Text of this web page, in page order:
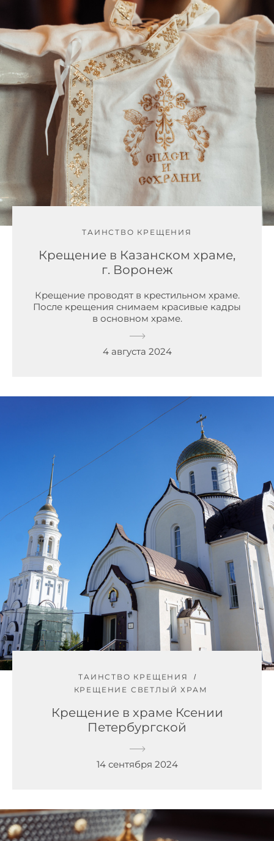
ТАИНСТВО КРЕЩЕНИЯ
Крещение в Казанском храме,
г. Воронеж
Крещение проводят в крестильном храме.
После крещения снимаем красивые кадры
в основном храме.
4 августа 2024
ТАИНСТВО КРЕЩЕНИЯ
КРЕЩЕНИЕ СВЕТЛЫЙ ХРАМ
Крещение в храме Ксении
Петербургской
14 сентября 2024